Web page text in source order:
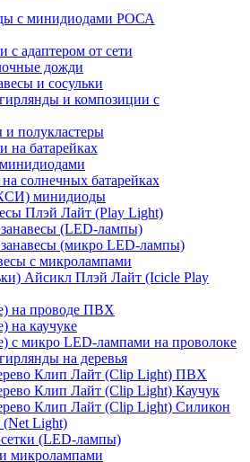
с минидиодами РОСА
с адаптером от сети
дожди
и сосульки
и композиции с
и полукластеры
на батарейках
солнечных батарейках
минидиоды
Плэй Лайт (Play Light)
(LED-лампы)
(микро LED-лампы)
с микролампами
Айсикл Плэй Лайт (Icicle Play
на проводе ПВХ
на каучуке
с микро LED-лампами на проволоке
на деревья
Клип Лайт (Clip Light) ПВХ
Клип Лайт (Clip Light) Каучук
Клип Лайт (Clip Light) Силикон
(Net Light)
(LED-лампы)
микролампами